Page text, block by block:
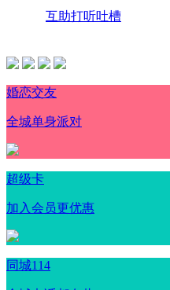
互助打听吐槽
婚恋交友
全城单身派对
超级卡
加入会员更优惠
同城114